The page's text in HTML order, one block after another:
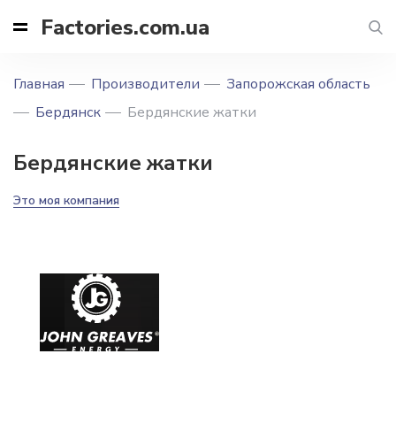
Factories.com.ua
Главная Производители
Запорожская область
Бердянск
Бердянские жатки
Бердянские жатки
Это моя компания